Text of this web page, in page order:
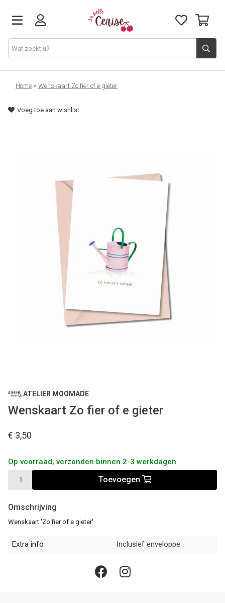
Just arrived
Juwelen & Accessoires
Home > Wenskaart Zo fier of e gieter
Voeg toe aan wishlist
ATELIER MOOMADE
Wenskaart Zo fier of e gieter
€ 3,50
Op voorraad, verzonden binnen 2-3 werkdagen
Toevoegen
Omschrijving
Wenskaart 'Zo fier of e gieter'.
Extra info Inclusief enveloppe